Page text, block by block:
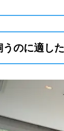
うのに適し